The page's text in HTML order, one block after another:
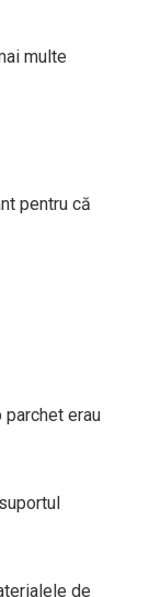
multe
pentru că
erau
de